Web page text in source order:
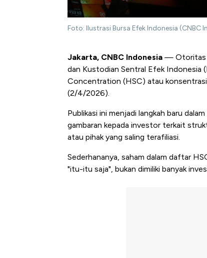
Foto: Ilustrasi Bursa Efek Indonesia (CNBC
Jakarta, CNBC Indonesia — Otoritas
dan Kustodian Sentral Efek Indonesia
Concentration (HSC) atau konsentrasi
(2/4/2026).
Publikasi ini menjadi langkah baru
gambaran kepada investor terkait
atau pihak yang saling terafiliasi.
Sederhananya, saham dalam daftar
"itu-itu saja", bukan dimiliki banyak